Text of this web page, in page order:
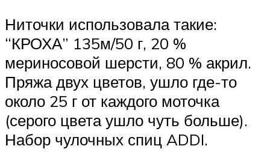
Ниточки использовала такие:
“КРОХА” 135м/50 г, 20 %
мериносовой шерсти, 80 % акрил.
Пряжа двух цветов, ушло где-то
около 25 г от каждого моточка
(серого цвета ушло чуть больше).
Набор чулочных спиц ADDI.